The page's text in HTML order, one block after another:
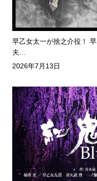
早乙女太一が捨之介役！
夫…
2026年7月13日